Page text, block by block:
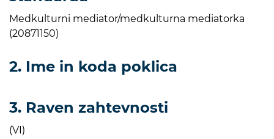
Medkulturni mediator/medkulturna mediatorka
(20871150)
2. Ime in koda poklica
3. Raven zahtevnosti
(VI)